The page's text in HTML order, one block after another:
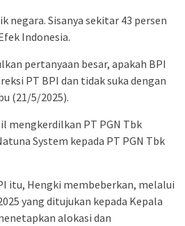
negara. Sisanya sekitar 43 persen
Indonesia.
pertanyaan besar, apakah BPI
PT BPI dan tidak suka dengan
(21/5/2025).
mengkerdilkan PT PGN Tbk
System kepada PT PGN Tbk
itu, Hengki membeberkan, melalui
yang ditujukan kepada Kepala
alokasi dan